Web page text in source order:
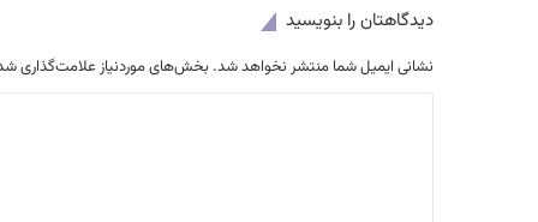
دیدگاهتان را بنویسید
نشانی ایمیل شما منتشر نخواهد شد. بخش‌های موردنیاز علامت‌گذاری